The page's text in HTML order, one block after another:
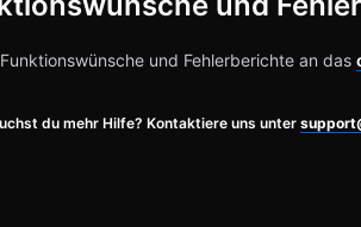
und Fehlerberichte an das
du mehr Hilfe? Kontaktiere uns unter